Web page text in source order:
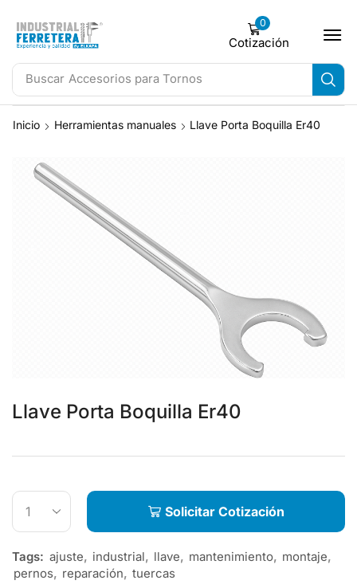
Buscar Accesorios para Tornos
0
Cotización
Inicio Herramientas manuales Llave Porta Boquilla Er40
Llave Porta Boquilla Er40
Solicitar Cotización
Tags: ajuste, industrial, llave, mantenimiento, montaje,
pernos, reparación, tuercas